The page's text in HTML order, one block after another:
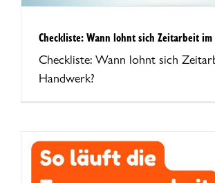
Checkliste: Wann lohnt sich Zeitarbeit im
Checkliste: Wann lohnt sich
Handwerk?